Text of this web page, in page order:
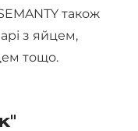
також
з яйцем,
тощо.